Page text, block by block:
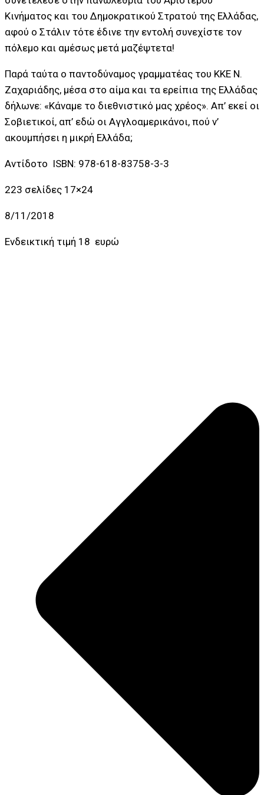
Κινήματος και του Δημοκρατικού Στρατού της Ελλάδας,
αφού ο Στάλιν τότε έδινε την εντολή συνεχίστε τον
πόλεμο και αμέσως μετά μαζέψτετα!
Παρά ταύτα ο παντοδύναμος γραμματέας του ΚΚΕ Ν.
Ζαχαριάδης, μέσα στο αίμα και τα ερείπια της Ελλάδας
δήλωνε: «Κάναμε το διεθνιστικό μας χρέος». Απ’ εκεί οι
Σοβιετικοί, απ’ εδώ οι Αγγλοαμερικάνοι, πού ν’
ακουμπήσει η μικρή Ελλάδα;
Αντίδοτο ISBN: 978-618-83758-3-3
223 σελίδες 17×24
8/11/2018
Ενδεικτική τιμή 18 ευρώ